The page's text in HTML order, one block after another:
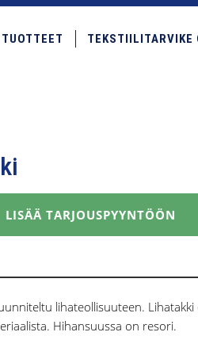
TUOTTEET TEKSTIILITARVIKE
LISÄÄ TARJOUSPYYNTÖÖN
lihateollisuuteen.
Hihansuussa on resori.